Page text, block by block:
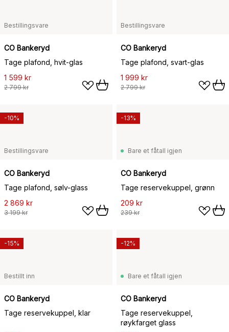
Bestillingsvare
CO Bankeryd
Tage plafond, hvit-glas
1 599 kr
2 799 kr
Bestillingsvare
CO Bankeryd
Tage plafond, svart-glas
1 999 kr
2 799 kr
Bestillingsvare
CO Bankeryd
Tage plafond, sølv-glass
2 869 kr
3 199 kr
-10%
Bare et fåtall igjen
CO Bankeryd
Tage reservekuppel, grønn
209 kr
239 kr
-13%
Bestillt inn
CO Bankeryd
Tage reservekuppel, klar
-15%
Bare et fåtall igjen
CO Bankeryd
Tage reservekuppel,
røykfarget glass
-12%